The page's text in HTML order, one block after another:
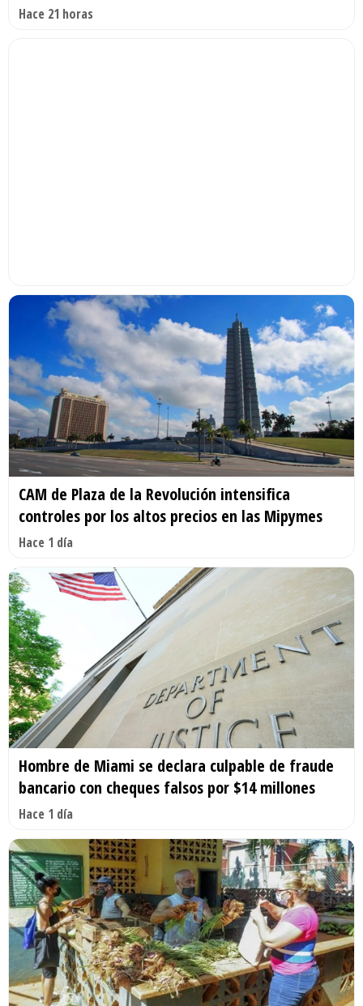
Hace 21 horas
CAM de Plaza de la Revolución intensifica
controles por los altos precios en las Mipymes
Hace 1 día
Hombre de Miami se declara culpable de fraude
bancario con cheques falsos por $14 millones
Hace 1 día